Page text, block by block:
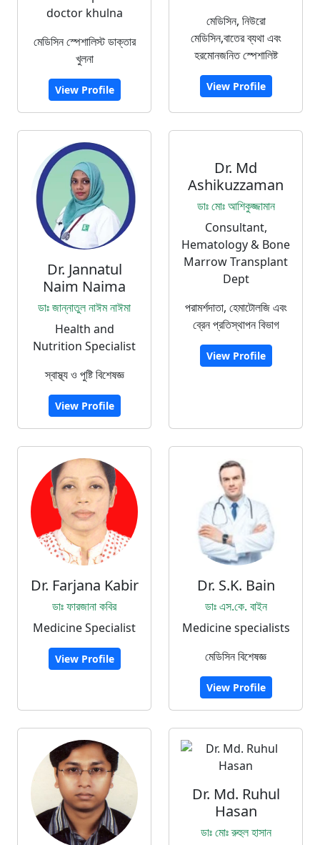
doctor khulna
মেডিসিন স্পেশালিস্ট ডাক্তার
খুলনা
View Profile
মেডিসিন, নিউরো
মেডিসিন,বাতের ব্যথা এবং
হরমোনজনিত স্পেশালিষ্ট
View Profile
Dr. Jannatul
Naim Naima
ডাঃ জান্নাতুল নাঈম নাঈমা
Health and
Nutrition Specialist
স্বাস্থ্য ও পুষ্টি বিশেষজ্ঞ
View Profile
Dr. Md
Ashikuzzaman
ডাঃ মোঃ আশিকুজ্জামান
Consultant,
Hematology & Bone
Marrow Transplant
Dept
পরামর্শদাতা, হেমাটোলজি এবং
ব্রেন প্রতিস্থাপন বিভাগ
View Profile
Dr. Farjana Kabir
ডাঃ ফারজানা কবির
Medicine Specialist
View Profile
Dr. S.K. Bain
ডাঃ এস.কে. বাইন
Medicine specialists
মেডিসিন বিশেষজ্ঞ
View Profile
Dr. Md. Ruhul
Hasan
ডাঃ মোঃ রুহুল হাসান